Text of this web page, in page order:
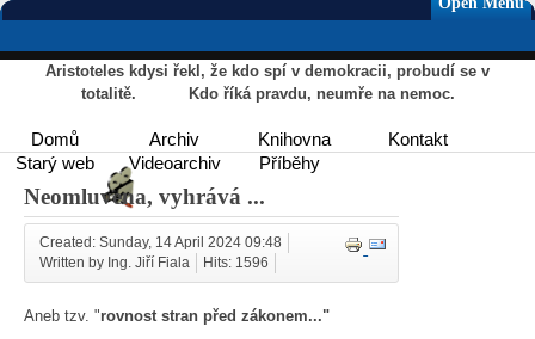
Aristoteles kdysi řekl, že kdo spí v demokracii, probudí se v
totalitě. Kdo říká pravdu, neumře na nemoc.
Domů Archiv Knihovna
Kontakt
Starý web
Videoarchiv Příběhy
Neomluvena, vyhrává ...
Created: Sunday, 14 April 2024 09:48
Written by Ing. Jiří Fiala
Hits: 1596
Aneb tzv. "rovnost stran před zákonem..."